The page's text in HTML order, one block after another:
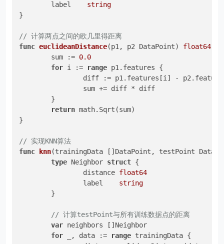
	label
string
}
// 计算两点之间的欧几里得距离
func euclideanDistance(p1, p2 DataPoint) float64
	sum :=
0.0
for i := range p1.features {
return math.Sqrt(sum)
}
// 实现KNN算法
func
knn(trainingData []DataPoint, testPoint
type Neighbor struct {
		distance
float64
		label
string
// 计算testPoint与所有训练数据点的距离
var neighbors []Neighbor
for _, data := range trainingData {